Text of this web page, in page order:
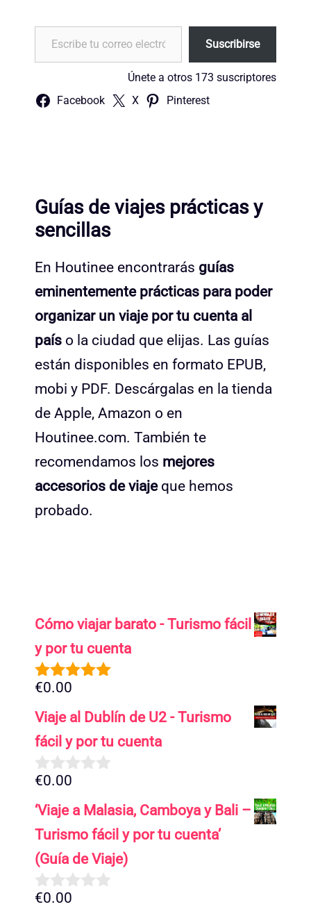
Escribe tu correo electrónico…
Suscribirse
Únete a otros 173 suscriptores
Facebook X Pinterest
Guías de viajes prácticas y
sencillas
En Houtinee encontrarás guías
eminentemente prácticas para poder
organizar un viaje por tu cuenta al
país o la ciudad que elijas. Las guías
están disponibles en formato EPUB,
mobi y PDF. Descárgalas en la tienda
de Apple, Amazon o en
Houtinee.com. También te
recomendamos los mejores
accesorios de viajeque hemos
probado.
Cómo viajar barato - Turismo fácil
y por tu cuenta
5.00de 5
€0.00
Viaje al Dublín de U2 - Turismo
fácil y por tu cuenta
0
e
5
€0.00
‘Viaje a Malasia, Camboya y Bali –
Turismo fácil y por tu cuenta’
(Guía de Viaje)
0
€0.00